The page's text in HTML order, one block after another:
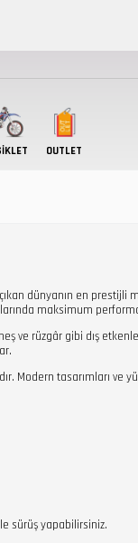
OUTLET
dünyanın en prestijli
maksimum
ve rüzgâr gibi dış
Modern tasarımları ve
sürüş yapabilirsiniz.